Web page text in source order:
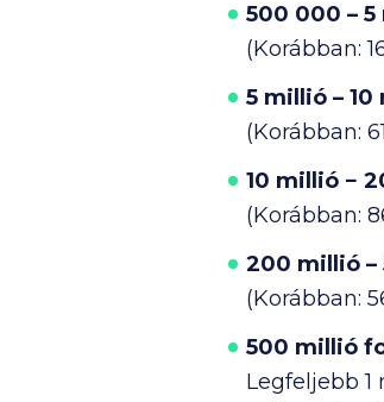
500 000 – 5
(Korábban:
5 millió – 10
(Korábban:
10 millió −
(Korábban:
200 millió –
(Korábban:
500 millió
Legfeljebb1